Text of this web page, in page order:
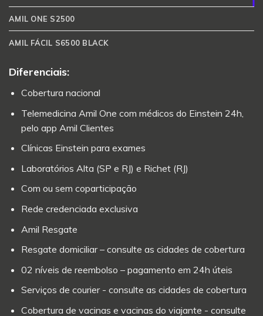
AMIL ONE S2500
AMIL FÁCIL S6500 BLACK
Diferenciais:
Cobertura nacional
Telemedicina Amil One com médicos do Einstein 24h,
pelo app Amil Clientes
Clínicas Einstein para exames
Laboratórios Alta (SP e RJ) e Richet (RJ)
Com ou sem coparticipação
Rede credenciada exclusiva
Amil Resgate
Resgate domiciliar – consulte as cidades de cobertura
02 níveis de reembolso – pagamento em 24h úteis
Serviços de courier - consulte as cidades de cobertura
Cobertura de vacinas e vacinas do viajante - consulte